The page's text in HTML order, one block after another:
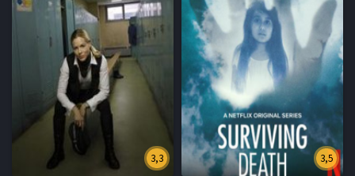
3,3 3,5